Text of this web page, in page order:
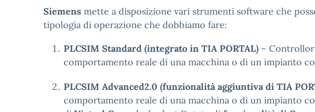
Siemens mette a disposizione vari strumenti software che
tipologia di operazione che dobbiamo fare:
PLCSIM Standard (integrato in TIA PORTAL) –
comportamento reale di una macchina o di un impianto
PLCSIM Advanced2.0 (funzionalità aggiuntiva di TIA
comportamento reale di una macchina o di un impianto